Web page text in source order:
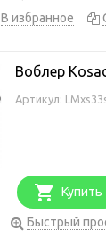
В избранное
Воблер
Артикул:
Купить
Быстрый